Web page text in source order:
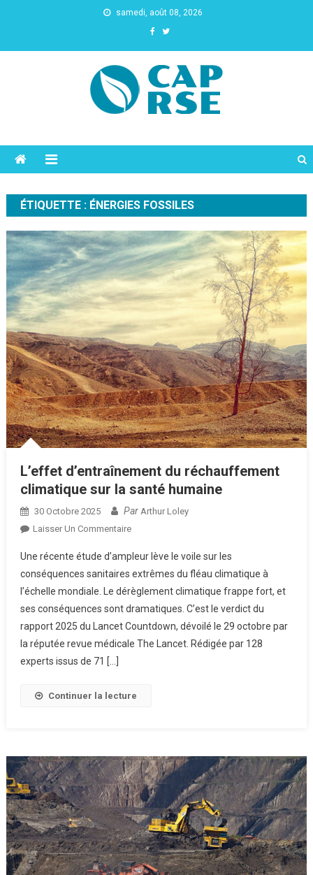
samedi, août 08, 2026
ÉTIQUETTE : ÉNERGIES FOSSILES
L’effet d’entraînement du réchauffement
climatique sur la santé humaine
30 Octobre 2025 Par Arthur Loley
Laisser Un CommentaireSur
D’entraînement
Du
Réchauffement
Climatique
Sur
La
Une récente étude d’ampleur lève le voile sur les
conséquences sanitaires extrêmes du fléau climatique à
l’échelle mondiale. Le dérèglement climatique frappe fort, et
ses conséquences sont dramatiques. C’est le verdict du
rapport 2025 du Lancet Countdown, dévoilé le 29 octobre par
la réputée revue médicale The Lancet. Rédigée par 128
experts issus de 71 […]
Continuer la lecture